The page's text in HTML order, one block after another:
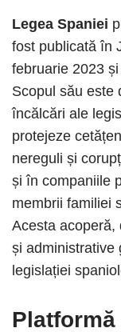
Legea Spaniei
fost publicată în
februarie 2023
Scopul său este
încălcări ale
protejeze
nereguli și
și în companiile
membrii familiei
Acesta acoperă,
și administrative
legislației